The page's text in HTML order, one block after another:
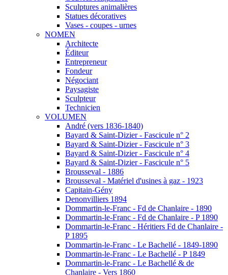
Sculptures animalières
Statues décoratives
Vases - coupes - urnes
NOMEN
Architecte
Éditeur
Entrepreneur
Fondeur
Négociant
Paysagiste
Sculpteur
Technicien
VOLUMEN
André (vers 1836-1840)
Bayard & Saint-Dizier - Fascicule n° 2
Bayard & Saint-Dizier - Fascicule n° 3
Bayard & Saint-Dizier - Fascicule n° 4
Bayard & Saint-Dizier - Fascicule n° 5
Brousseval - 1886
Brousseval - Matériel d'usines à gaz - 1923
Capitain-Gény
Denonvilliers 1894
Dommartin-le-Franc - Fd de Chanlaire - 1890
Dommartin-le-Franc - Fd de Chanlaire - P 1890
Dommartin-le-Franc - Héritiers Fd de Chanlaire -
P 1895
Dommartin-le-Franc - Le Bachellé - 1849-1890
Dommartin-le-Franc - Le Bachellé - P 1849
Dommartin-le-Franc - Le Bachellé & de
Chanlaire - Vers 1860